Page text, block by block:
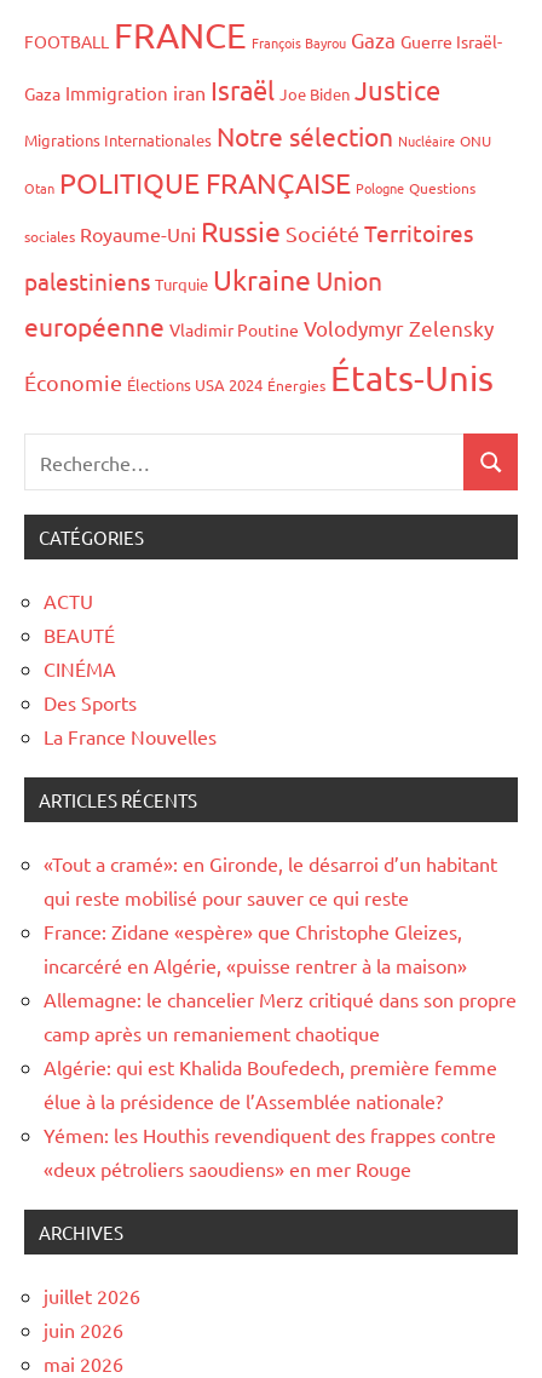
FOOTBALL FRANCE François Bayrou Gaza Guerre Israël-
Gaza Immigration iran Israël Joe Biden Justice
Migrations Internationales Notre sélection Nucléaire ONU
Otan POLITIQUE FRANÇAISE Pologne Questions
sociales Royaume-Uni Russie Société Territoires
palestiniens Turquie Ukraine Union
européenne Vladimir Poutine Volodymyr Zelensky
Économie Élections USA 2024 Énergies États-Unis
CATÉGORIES
ACTU
BEAUTÉ
CINÉMA
Des Sports
La France Nouvelles
ARTICLES RÉCENTS
«Tout a cramé»: en Gironde, le désarroi d’un habitant
qui reste mobilisé pour sauver ce qui reste
France: Zidane «espère» que Christophe Gleizes,
incarcéré en Algérie, «puisse rentrer à la maison»
Allemagne: le chancelier Merz critiqué dans son propre
camp après un remaniement chaotique
Algérie: qui est Khalida Boufedech, première femme
élue à la présidence de l’Assemblée nationale?
Yémen: les Houthis revendiquent des frappes contre
«deux pétroliers saoudiens» en mer Rouge
ARCHIVES
juillet 2026
juin 2026
mai 2026